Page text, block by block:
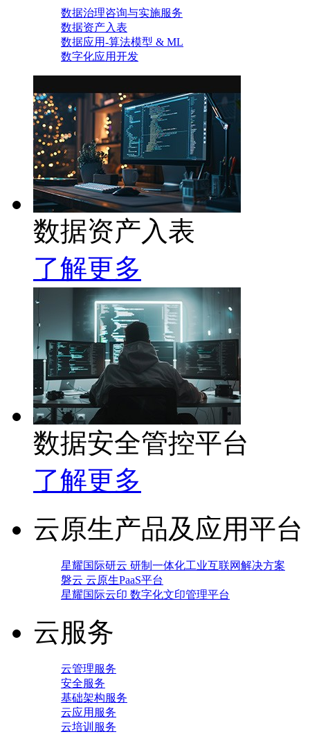
数据治理咨询与实施服务
数据资产入表
数据应用-算法模型 & ML
数字化应用开发
数据资产入表
了解更多
数据安全管控平台
了解更多
云原生产品及应用平台
星耀国际研云 研制一体化工业互联网解决方案
磐云 云原生PaaS平台
星耀国际云印 数字化文印管理平台
云服务
云管理服务
安全服务
基础架构服务
云应用服务
云培训服务